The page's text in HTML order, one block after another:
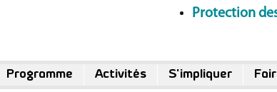
Protection
Programme Activités S'impliquer